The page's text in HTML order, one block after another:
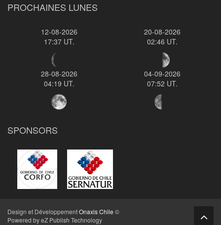
PROCHAINES LUNES
12-08-2026
17:37 UT.
20-08-2026
02:46 UT.
28-08-2026
04:19 UT.
04-09-2026
07:52 UT.
SPONSORS
Design et DéveloppementOnaxis Chile ©
Powered by eZ Publish Technology